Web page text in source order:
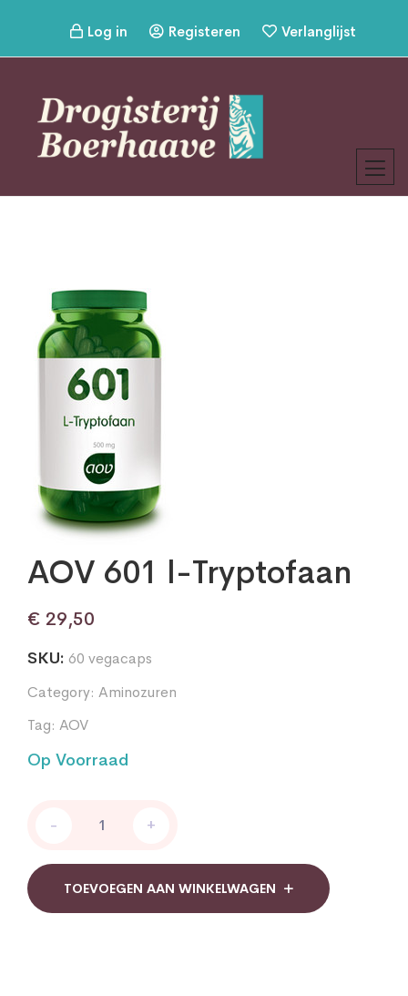
Log in Registeren Verlanglijst
AOV 601 l-Tryptofaan
€ 29,50
SKU: 60 vegacaps
Category: Aminozuren
Tag: AOV
Op Voorraad
Tryptofaan
quantity
- +
TOEVOEGEN AAN WINKELWAGEN